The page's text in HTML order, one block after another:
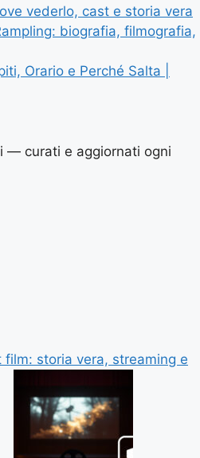
vederlo, cast e storia vera
biografia, filmografia,
Orario e Perché Salta |
— curati e aggiornati ogni
film: storia vera, streaming e